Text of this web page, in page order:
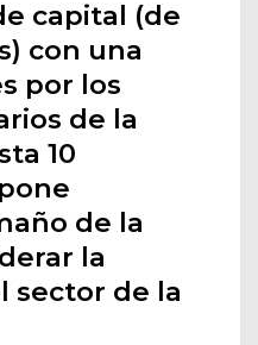
capital (de
con una
por los
de la
10
de la
la
sector de la